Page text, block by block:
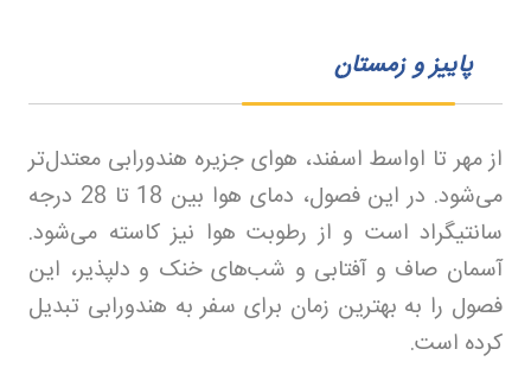
پاییز و زمستان
از مهر تا اواسط اسفند، هوای جزیره هندورابی معتدل‌تر
می‌شود. در این فصول، دمای هوا بین 18 تا 28 درجه
سانتیگراد است و از رطوبت هوا نیز کاسته می‌شود.
آسمان صاف و آفتابی و شب‌های خنک و دلپذیر، این
فصول را به بهترین زمان برای سفر به هندورابی تبدیل
کرده است.